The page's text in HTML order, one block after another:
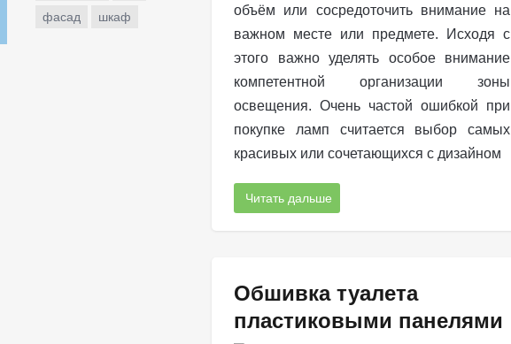
фасад
шкаф
объём или сосредоточить внимание на
важном месте или предмете. Исходя с
этого важно уделять особое внимание
компетентной организации зоны
освещения. Очень частой ошибкой при
покупке ламп считается выбор самых
красивых или сочетающихся с дизайном
Читать дальше
Обшивка туалета
пластиковыми панелями